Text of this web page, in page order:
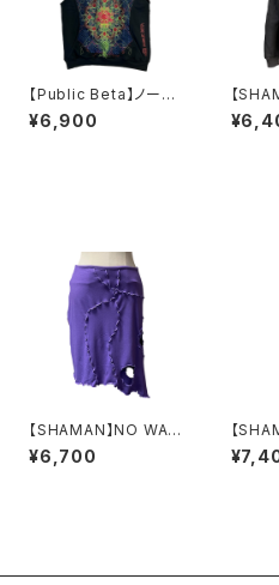
【Public Beta】ノース
リーブフーディーOCT
OSCOPE-XLサイズ
¥6,900
【
ントフ
ズ
【SHAMAN】NO WAR
Sミニスカート-パープル
¥6,700
【
ルター